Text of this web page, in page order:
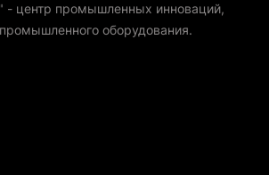
- центр промышленных инноваций,
оборудования.